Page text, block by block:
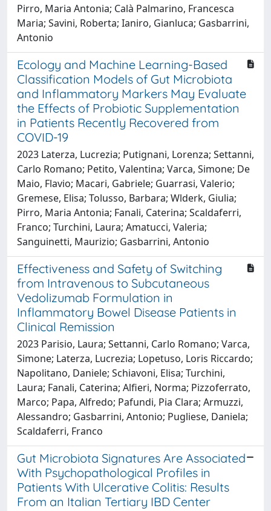
Pirro, Maria Antonia; Calà Palmarino, Francesca
Maria; Savini, Roberta; Ianiro, Gianluca; Gasbarrini,
Antonio
Ecology and Machine Learning-Based
Classification Models of Gut Microbiota
and Inflammatory Markers May Evaluate
the Effects of Probiotic Supplementation
in Patients Recently Recovered from
COVID-19
2023 Laterza, Lucrezia; Putignani, Lorenza; Settanni,
Carlo Romano; Petito, Valentina; Varca, Simone; De
Maio, Flavio; Macari, Gabriele; Guarrasi, Valerio;
Gremese, Elisa; Tolusso, Barbara; Wlderk, Giulia;
Pirro, Maria Antonia; Fanali, Caterina; Scaldaferri,
Franco; Turchini, Laura; Amatucci, Valeria;
Sanguinetti, Maurizio; Gasbarrini, Antonio
Effectiveness and Safety of Switching
from Intravenous to Subcutaneous
Vedolizumab Formulation in
Inflammatory Bowel Disease Patients in
Clinical Remission
2023 Parisio, Laura; Settanni, Carlo Romano; Varca,
Simone; Laterza, Lucrezia; Lopetuso, Loris Riccardo;
Napolitano, Daniele; Schiavoni, Elisa; Turchini,
Laura; Fanali, Caterina; Alfieri, Norma; Pizzoferrato,
Marco; Papa, Alfredo; Pafundi, Pia Clara; Armuzzi,
Alessandro; Gasbarrini, Antonio; Pugliese, Daniela;
Scaldaferri, Franco
Gut Microbiota Signatures Are Associated
With Psychopathological Profiles in
Patients With Ulcerative Colitis: Results
From an Italian Tertiary IBD Center